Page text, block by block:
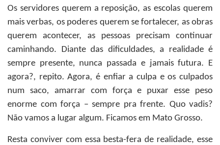
Os servidores querem a reposição, as escolas querem
mais verbas, os poderes querem se fortalecer, as obras
querem acontecer, as pessoas precisam continuar
caminhando. Diante das dificuldades, a realidade é
sempre presente, nunca passada e jamais futura. E
agora?, repito. Agora, é enfiar a culpa e os culpados
num saco, amarrar com força e puxar esse peso
enorme com força – sempre pra frente. Quo vadis?
Não vamos a lugar algum. Ficamos em Mato Grosso.
Resta conviver com essa besta-fera de realidade, esse